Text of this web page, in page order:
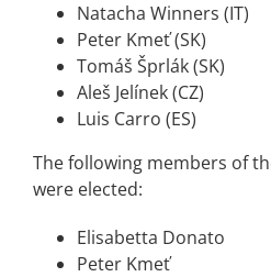
Natacha Winners (IT)
Peter Kmeť (SK)
Tomáš Šprlák (SK)
Aleš Jelínek (CZ)
Luis Carro (ES)
The following members of
were elected:
Elisabetta Donato
Peter Kmeť